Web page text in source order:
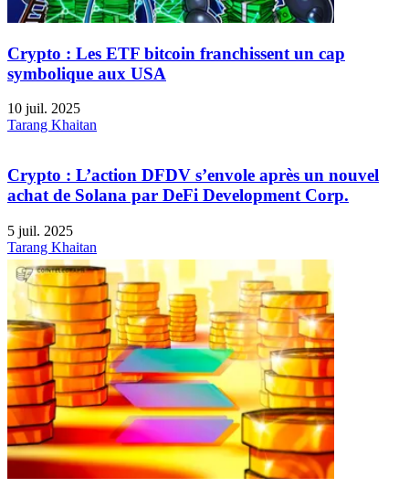
Crypto : Les ETF bitcoin franchissent un cap
symbolique aux USA
10 juil. 2025
Tarang Khaitan
Crypto : L’action DFDV s’envole après un nouvel
achat de Solana par DeFi Development Corp.
5 juil. 2025
Tarang Khaitan